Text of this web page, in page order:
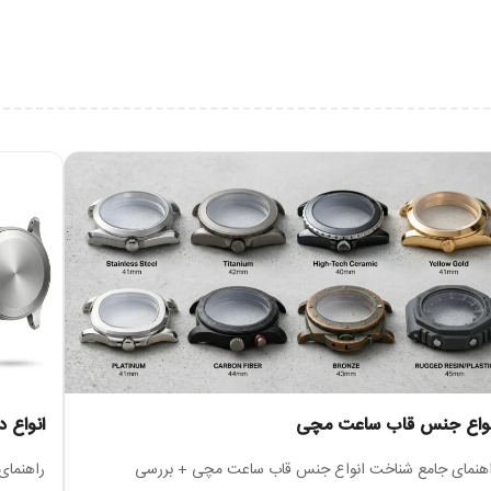
بند چرمی معمولاً حس راحت‌تری دارند، اما بند استیل این مدل از نظر
است. ترکیب بند مشکی با قاب رزگلد، یکی از ترکیب‌های محبوب در دنیای
در حدی هستند که بتواند پاسخگوی نیاز روزانه باشد.
باتری و نگهداری ساده معروف هستند. برای کاربری روزمره، این نوع
جنس قاب ساعت مچی
جامع شناخت انواع جنس قاب ساعت مچی + بررسی